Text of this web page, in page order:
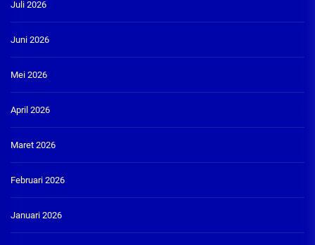
Juli 2026
Juni 2026
Mei 2026
April 2026
Maret 2026
Februari 2026
Januari 2026